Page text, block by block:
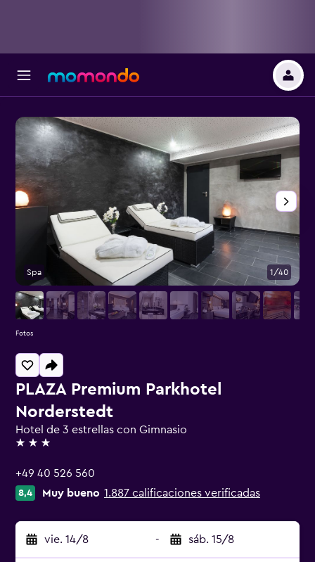
PLAZA Premium Parkhotel
Norderstedt
Hotel de 3 estrellas con Gimnasio
3 estrellas
+49 40 526 560
8,4 Muy bueno 1.887 calificaciones verificadas
vie. 14/8 - sáb. 15/8
Spa 1/40
Fotos